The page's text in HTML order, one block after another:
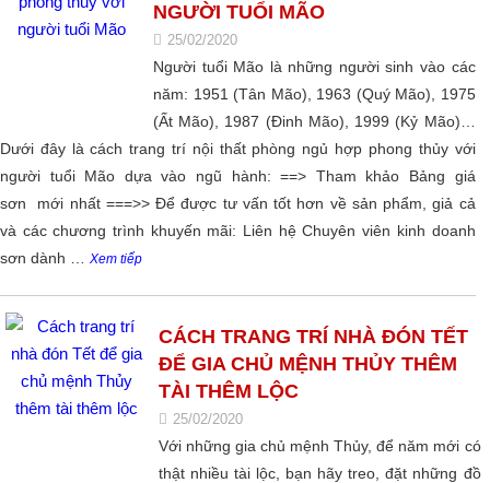
NGƯỜI TUỔI MÃO
25/02/2020
Người tuổi Mão là những người sinh vào các
năm: 1951 (Tân Mão), 1963 (Quý Mão), 1975
(Ất Mão), 1987 (Đinh Mão), 1999 (Kỷ Mão)…
Dưới đây là cách trang trí nội thất phòng ngủ hợp phong thủy với
người tuổi Mão dựa vào ngũ hành: ==> Tham khảo Bảng giá
sơn mới nhất ===>> Để được tư vấn tốt hơn về sản phẩm, giả cả
và các chương trình khuyến mãi: Liên hệ Chuyên viên kinh doanh
sơn dành … Xem tiếp
CÁCH TRANG TRÍ NHÀ ĐÓN TẾT
ĐỂ GIA CHỦ MỆNH THỦY THÊM
TÀI THÊM LỘC
25/02/2020
Với những gia chủ mệnh Thủy, để năm mới có
thật nhiều tài lộc, bạn hãy treo, đặt những đồ